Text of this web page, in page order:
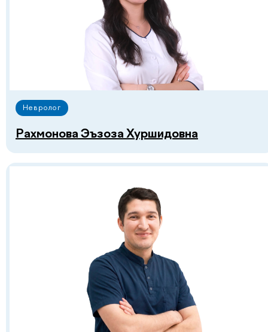
Невролог
Рахмонова Эъзоза Хуршидовна
Отвечаем на
частые
вопросы